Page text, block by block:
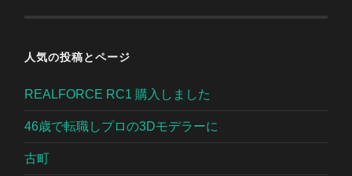
人気の投稿とページ
REALFORCE RC1 購入しました
46歳で転職しプロの3Dモデラーに
古町